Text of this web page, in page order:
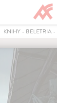
KNIHY- BELETRIA-